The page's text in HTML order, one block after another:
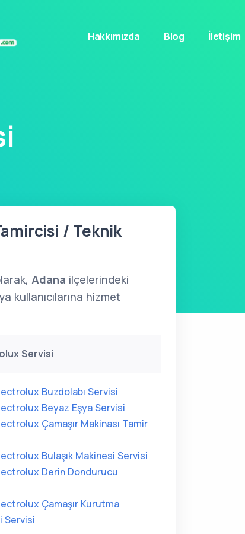
Hakkımızda Blog İletişim
/ Teknik
Adana ilçelerindeki
kullanıcılarına hizmet
Servisi
Buzdolabı Servisi
Beyaz Eşya Servisi
Çamaşır Makinası Tamir
Bulaşık Makinesi Servisi
Derin Dondurucu
Çamaşır Kurutma
Servisi